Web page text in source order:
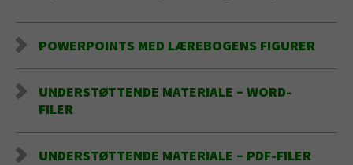
POWERPOINTS MED LÆREBOGENS FIGURER
UNDERSTØTTENDE MATERIALE – WORD-
FILER
UNDERSTØTTENDE MATERIALE – PDF-FILER